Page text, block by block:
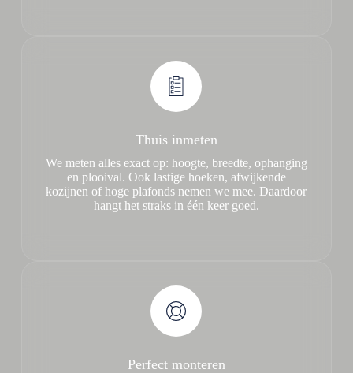
Thuis inmeten
We meten alles exact op: hoogte, breedte, ophanging
en plooival. Ook lastige hoeken, afwijkende
kozijnen of hoge plafonds nemen we mee. Daardoor
hangt het straks in één keer goed.
Perfect monteren